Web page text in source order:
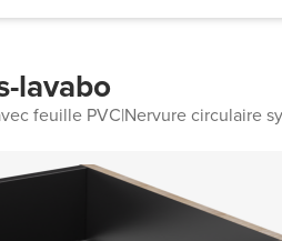
lavabo
feuille PVC|Nervure circulaire